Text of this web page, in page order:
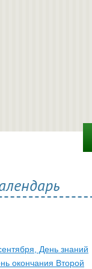
День знаний
окончания Второй